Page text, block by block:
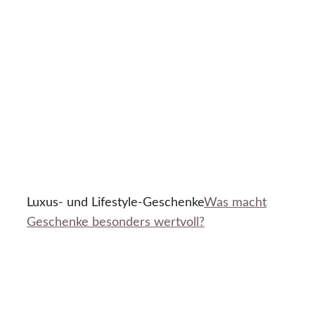
Luxus- und Lifestyle-GeschenkeWas macht
Geschenke besonders wertvoll?